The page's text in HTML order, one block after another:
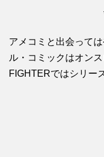
アメコミと出会って
ル・コミックはオン
FIGHTERではシリー